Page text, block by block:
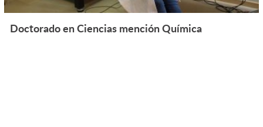
Doctorado en Ciencias mención Química